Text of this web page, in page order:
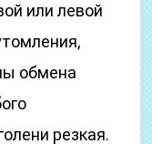
или левой
обмена
резкая.